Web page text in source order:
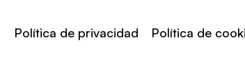
Política de privacidad Política de